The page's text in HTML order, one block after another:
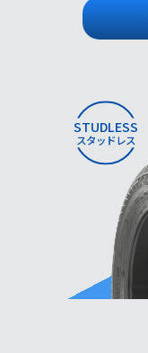
STUDLESS
スタッドレス